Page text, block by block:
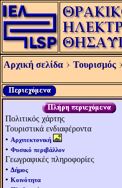
Αρχική σελίδα Τουρισμός
Πολιτικός χάρτης
Τουριστικά ενδιαφέροντα
• Αρχιτεκτονική
• Φυσικό περιβάλλον
Γεωγραφικές πληροφορίες
• Δήμος
• Κοινότητα